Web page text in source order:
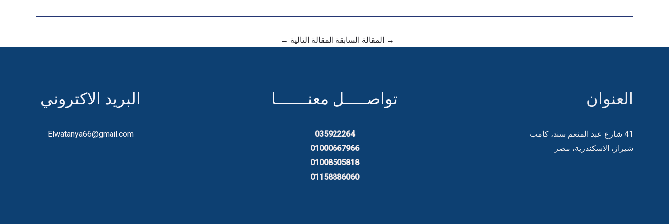
→ المقالة السابقة المقالة التالية ←
العنوان
41 شارع عبد المنعم سند، كامب
شيراز، الاسكندرية، مصر
تواصـــــل معنـــــــا
035922264
01000667966
01008505818
01158886060
البريد الاكتروني
Elwatanya66@gmail.com